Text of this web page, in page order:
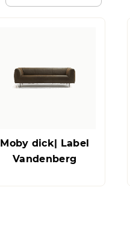
Moby dick| Label
Vandenberg